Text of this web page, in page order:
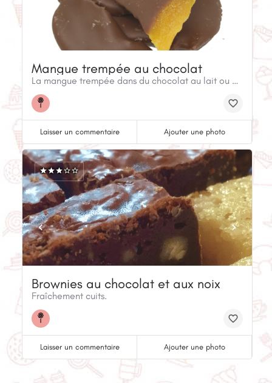
Mangue trempée au chocolat
La mangue trempée dans du chocolat au lait ou noir dans des sacs de 150 grammes.
Laisser un commentaire Ajouter une photo
Brownies au chocolat et aux noix
Fraîchement cuits.
Laisser un commentaire Ajouter une photo